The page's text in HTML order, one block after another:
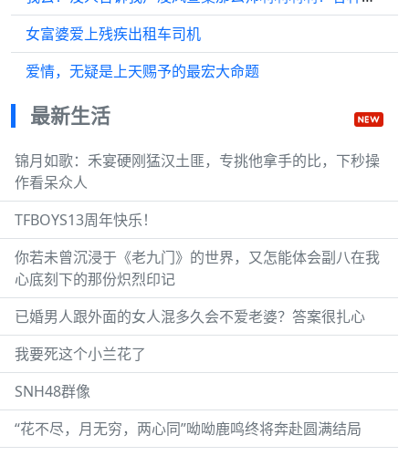
女富婆爱上残疾出租车司机
爱情，无疑是上天赐予的最宏大命题
最新生活
锦月如歌：禾宴硬刚猛汉土匪，专挑他拿手的比，下秒操
作看呆众人
TFBOYS13周年快乐！
你若未曾沉浸于《老九门》的世界，又怎能体会副八在我
心底刻下的那份炽烈印记
已婚男人跟外面的女人混多久会不爱老婆？答案很扎心
我要死这个小兰花了
SNH48群像
“花不尽，月无穷，两心同”呦呦鹿鸣终将奔赴圆满结局